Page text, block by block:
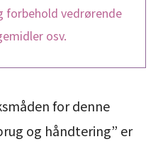
forbehold vedrørende
osv.
for denne
og håndtering” er